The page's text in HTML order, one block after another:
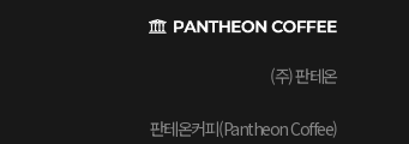
(주) 판테온
판테온커피(Pantheon Coffee)